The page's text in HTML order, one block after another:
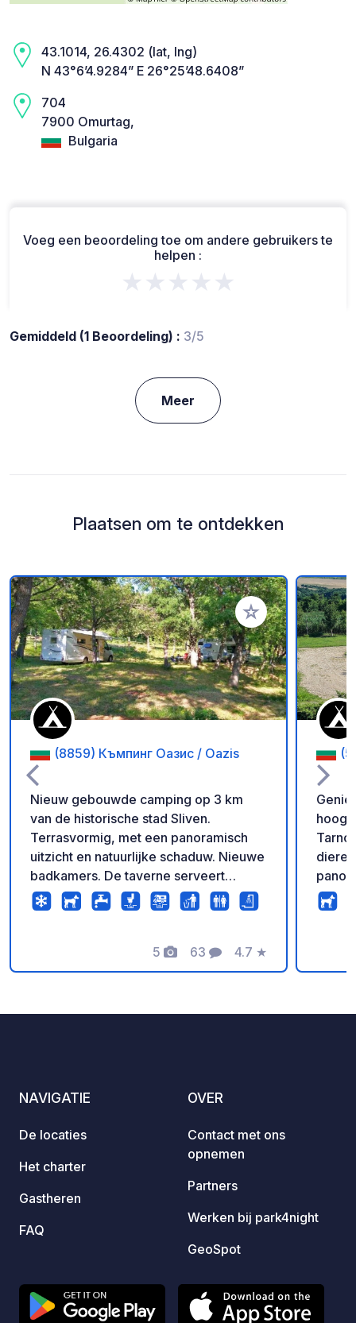
43.1014, 26.4302 (lat, lng)
N 43°6’4.9284” E 26°25’48.6408”
704
7900 Omurtag,
Bulgaria
Voeg een beoordeling toe om andere gebruikers te
helpen :
★★★★★
Gemiddeld (1 Beoordeling) : 3/5
Meer
Plaatsen om te ontdekken
Voeg toe aan je
(8859) Къмпинг Оазис / Oazis
Nieuw gebouwde camping op 3 km
van de historische stad Sliven.
Terrasvormig, met een panoramisch
uitzicht en natuurlijke schaduw. Nieuwe
badkamers. De taverne serveert
traditionele Bulgaarse gerechten en
specialiteiten. Ideale plek voor actieve
5
Foto's
63
Commentaren
4.7
Beoordeling
★
NAVIGATIE
De locaties
Het charter
Gastheren
FAQ
OVER
Contact met ons
opnemen
Partners
Werken bij park4night
GeoSpot